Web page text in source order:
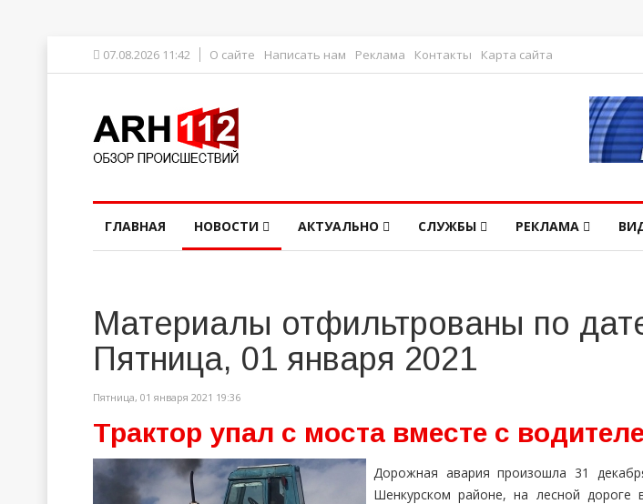
07.08.2026 11:42 О сайте Написать нам Реклама Контакты Карта сайта
ГЛАВНАЯ НОВОСТИ АКТУАЛЬНО СЛУЖБЫ РЕКЛАМА
Материалы отфильтрованы по
Пятница, 01 января 2021
Пятница, 01 января 2021 19:36
Трактор упал с моста вместе с
Дорожная авария произошла 31
Шенкурском районе, на лесной